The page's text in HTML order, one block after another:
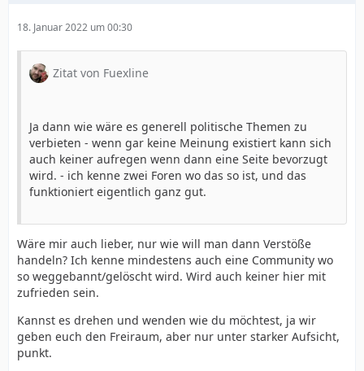
18. Januar 2022 um 00:30
Zitat von Fuexline
Ja dann wie wäre es generell politische Themen zu
verbieten - wenn gar keine Meinung existiert kann sich
auch keiner aufregen wenn dann eine Seite bevorzugt
wird. - ich kenne zwei Foren wo das so ist, und das
funktioniert eigentlich ganz gut.
Wäre mir auch lieber, nur wie will man dann Verstöße
handeln? Ich kenne mindestens auch eine Community wo
so weggebannt/gelöscht wird. Wird auch keiner hier mit
zufrieden sein.
Kannst es drehen und wenden wie du möchtest, ja wir
geben euch den Freiraum, aber nur unter starker Aufsicht,
punkt.